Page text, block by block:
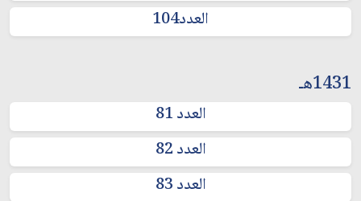
العدد104
1431هـ
العدد 81
العدد 82
العدد 83